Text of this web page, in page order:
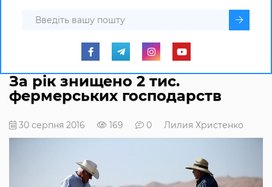
За рік знищено 2 тис.
фермерських господарств
30 серпня 2016 169 0 Лилия Христенко